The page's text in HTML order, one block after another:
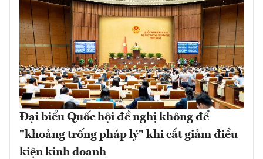
Đại biểu Quốc hội đề nghị không để
"khoảng trống pháp lý" khi cắt giảm điều
kiện kinh doanh